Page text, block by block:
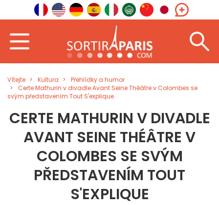
Vítejte Kultura
Přehlídky a humor
Certe Mathurin v divadle Avant Seine Théâtre v Colombes se
svým představením Tout S'explique
CERTE MATHURIN V DIVADLE
AVANT SEINE THÉÂTRE V
COLOMBES SE SVÝM
PŘEDSTAVENÍM TOUT
S'EXPLIQUE